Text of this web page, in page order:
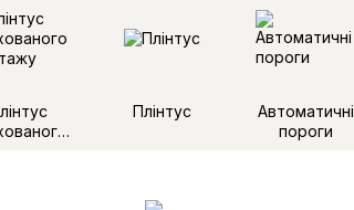
Плінтус
Автоматичні
пороги